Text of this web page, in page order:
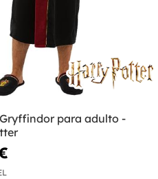
para adulto -